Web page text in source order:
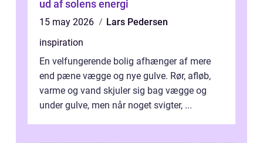
ud af solens energi
15 may 2026
Lars Pedersen
inspiration
En velfungerende bolig afhænger af mere
end pæne vægge og nye gulve. Rør, afløb,
varme og vand skjuler sig bag vægge og
under gulve, men når noget svigter, ...